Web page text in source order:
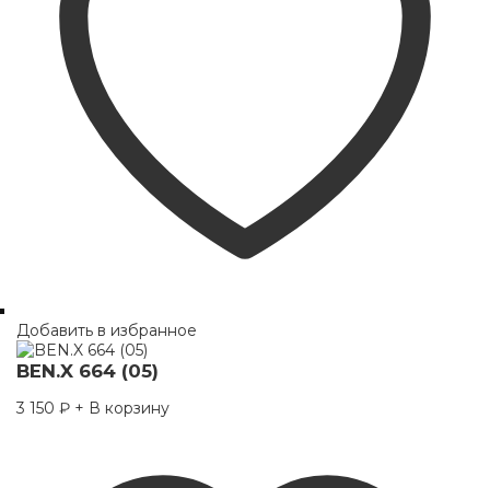
Добавить в избранное
BEN.X 664 (05)
3 150 ₽ + В корзину